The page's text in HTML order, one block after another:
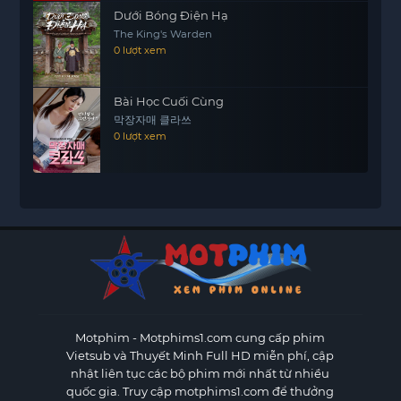
Dưới Bóng Điện Hạ
The King's Warden
0 lượt xem
Bài Học Cuối Cùng
막장자매 클라쓰
0 lượt xem
Motphim - Motphims1.com cung cấp phim
Vietsub và Thuyết Minh Full HD miễn phí, cập
nhật liên tục các bộ phim mới nhất từ nhiều
quốc gia. Truy cập motphims1.com để thưởng